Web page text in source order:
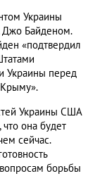
Украины
Байденом.
«подтвердил
Украины перед
Украины США
что она будет
сейчас.
борьбы